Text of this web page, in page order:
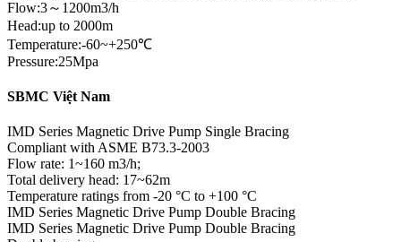
Flow:3～1200m3/h
Head:up to 2000m
Temperature:-60~+250℃
Pressure:25Mpa
SBMC Việt Nam
IMD Series Magnetic Drive Pump Single Bracing
Compliant with ASME B73.3-2003
Flow rate: 1~160 m3/h;
Total delivery head: 17~62m
Temperature ratings from -20 °C to +100 °C
IMD Series Magnetic Drive Pump Double Bracing
IMD Series Magnetic Drive Pump Double Bracing